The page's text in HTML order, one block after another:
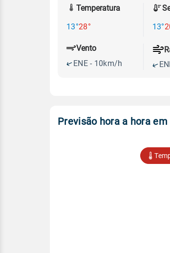
Temperatura
13°28°
13°
Vento
ENE - 10km/h
Previsão hora a hora em